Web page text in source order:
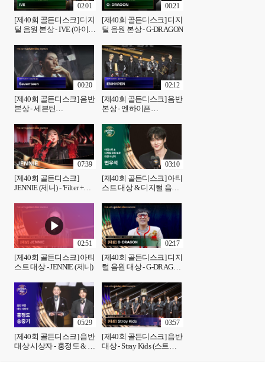
[제40회 골든디스크] 디지
털 음원 본상 - IVE (아이
02:01
[제40회 골든디스크] 디지
털 음원 본상 - G-DRAGON
00:21
[제40회 골든디스크] 음반
본상 - 세븐틴
00:20
[제40회 골든디스크] 음반
본상 - 엔하이픈
02:12
[제40회 골든디스크]
JENNIE (제니) - 'Filter +
♪
07:39
[제40회 골든디스크] 아티
스트 대상 & 디지털 음원
03:10
[제40회 골든디스크] 아티
스트 대상 - JENNIE (제니)
02:51
[제40회 골든디스크] 디지
털 음원 대상 - G-DRAGON
02:17
[제40회 골든디스크] 음반
대상 시상자 - 홍정도 & 송
05:29
[제40회 골든디스크] 음반
대상 - Stray Kids (스트레
03:57